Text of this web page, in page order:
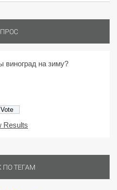
виноград на зиму?
Results
ПО ТЕГАМ